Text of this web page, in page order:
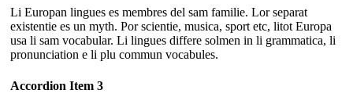
Li Europan lingues es membres del sam familie. Lor separat
existentie es un myth. Por scientie, musica, sport etc, litot Europa
usa li sam vocabular. Li lingues differe solmen in li grammatica, li
pronunciation e li plu commun vocabules.
Accordion Item 3